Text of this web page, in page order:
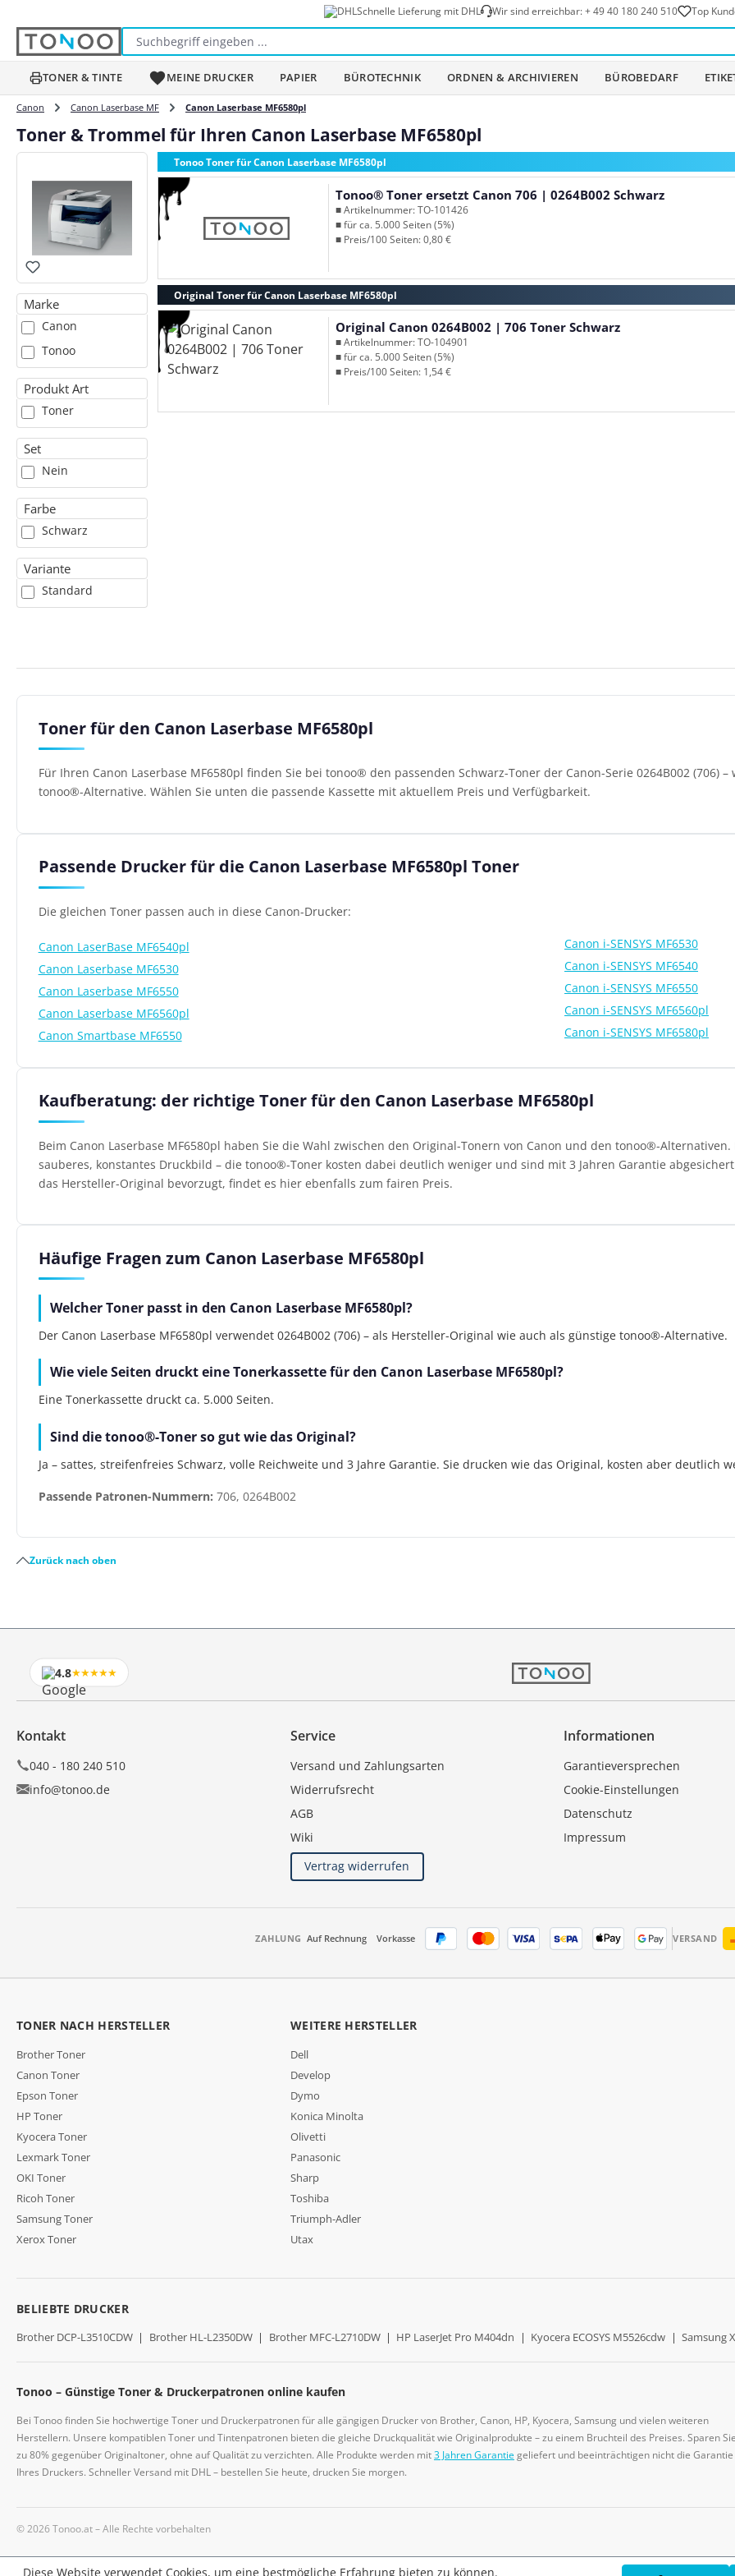
Schnelle Lieferung mit DHL Wir sind erreichbar:+ 49 40 180 240 510 Top
TONER & TINTE MEINE DRUCKER PAPIER BÜROTECHNIK ORDNEN & ARCHIVIEREN BÜROBEDARF
Canon Canon Laserbase MF Canon Laserbase MF6580pl
Toner & Trommel für Ihren Canon Laserbase MF6580pl
Marke
Canon
Tonoo
Produkt Art
Toner
Set
Nein
Farbe
Schwarz
Variante
Standard
Tonoo Toner für Canon Laserbase MF6580pl
Tonoo® Toner ersetzt Canon 706 | 0264B002 Schwarz
■ Artikelnummer: TO-101426
■ für ca. 5.000 Seiten (5%)
■ Preis/100 Seiten: 0,80 €
Original Toner für Canon Laserbase MF6580pl
Original Canon 0264B002 | 706 Toner Schwarz
■ Artikelnummer: TO-104901
■ für ca. 5.000 Seiten (5%)
■ Preis/100 Seiten: 1,54 €
Toner für den Canon Laserbase MF6580pl
Für Ihren Canon Laserbase MF6580pl finden Sie bei tonoo® den passenden Schwarz-Toner der Canon-Serie 0264B002 (706)
tonoo®-Alternative. Wählen Sie unten die passende Kassette mit aktuellem Preis und Verfügbarkeit.
Passende Drucker für die Canon Laserbase MF6580pl Toner
Die gleichen Toner passen auch in diese Canon-Drucker:
Canon LaserBase MF6540pl
Canon Laserbase MF6530
Canon Laserbase MF6550
Canon Laserbase MF6560pl
Canon Smartbase MF6550
Canon i-SENSYS MF6530
Canon i-SENSYS MF6540
Canon i-SENSYS MF6550
Canon i-SENSYS MF6560pl
Canon i-SENSYS MF6580pl
Kaufberatung: der richtige Toner für den Canon Laserbase MF6580pl
Beim Canon Laserbase MF6580pl haben Sie die Wahl zwischen den Original-Tonern von Canon und den tonoo®-
sauberes, konstantes Druckbild – die tonoo®-Toner kosten dabei deutlich weniger und sind mit 3 Jahren Garantie
das Hersteller-Original bevorzugt, findet es hier ebenfalls zum fairen Preis.
Häufige Fragen zum Canon Laserbase MF6580pl
Welcher Toner passt in den Canon Laserbase MF6580pl?
Der Canon Laserbase MF6580pl verwendet 0264B002 (706) – als Hersteller-Original wie auch als günstige tonoo®-Alternative.
Wie viele Seiten druckt eine Tonerkassette für den Canon Laserbase MF6580pl?
Eine Tonerkassette druckt ca. 5.000 Seiten.
Sind die tonoo®-Toner so gut wie das Original?
Ja – sattes, streifenfreies Schwarz, volle Reichweite und 3 Jahre Garantie. Sie drucken wie das Original, kosten aber deutlich
Passende Patronen-Nummern: 706, 0264B002
Zurück nach oben
4.8★★★★★
Kontakt
040 - 180 240 510
info@tonoo.de
Service
Versand und Zahlungsarten
Widerrufsrecht
AGB
Wiki
Vertrag widerrufen
Informationen
Garantieversprechen
Cookie-Einstellungen
Datenschutz
Impressum
ZAHLUNG Auf Rechnung Vorkasse VERSAND
TONER NACH HERSTELLER
Brother Toner
Canon Toner
Epson Toner
HP Toner
Kyocera Toner
Lexmark Toner
OKI Toner
Ricoh Toner
Samsung Toner
Xerox Toner
WEITERE HERSTELLER
Dell
Develop
Dymo
Konica Minolta
Olivetti
Panasonic
Sharp
Toshiba
Triumph-Adler
Utax
BELIEBTE DRUCKER
Brother DCP-L3510CDW | Brother HL-L2350DW | Brother MFC-L2710DW | HP LaserJet Pro M404dn | Kyocera ECOSYS M5526cdw | Samsung
Tonoo – Günstige Toner & Druckerpatronen online kaufen
Bei Tonoo finden Sie hochwertige Toner und Druckerpatronen für alle gängigen Drucker von Brother, Canon, HP, Kyocera, Samsung und vielen weiteren
Herstellern. Unsere kompatiblen Toner und Tintenpatronen bieten die gleiche Druckqualität wie Originalprodukte – zu einem Bruchteil des Preises. Sparen
zu 80% gegenüber Originaltoner, ohne auf Qualität zu verzichten. Alle Produkte werden mit3 Jahren Garantiegeliefert und beeinträchtigen nicht die Garantie
Ihres Druckers. Schneller Versand mit DHL – bestellen Sie heute, drucken Sie morgen.
© 2026 Tonoo.at – Alle Rechte vorbehalten
Diese Website verwendet Cookies, um eine bestmögliche Erfahrung bieten zu können.